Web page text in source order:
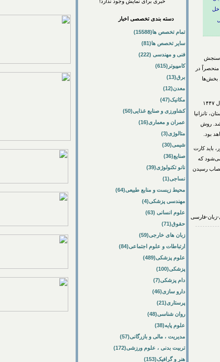
در
برابر با ۲۱ نوامبر سال ۲۰۲۵ میلادی و ۳۰ جمادی‌الاول سال ۱۴۴۷
روش
کارت
که
رسیدن
دسته بندی تخصصی اخبار
تمام تخصص ها(15588)
سایر تخصص ها(81)
فنی و مهندسی (222)
کامپیوتر(615)
برق(13)
معدن(12)
مکانیک(47)
کشاورزی و صنایع غذایی(50)
عمران و معماری(16)
متالوژی(3)
شیمی(30)
صنایع(36)
نانو تکنولوژی(39)
نساجی(1)
محیط زیست و منابع طبیعی(64)
مهندسی پزشکی(4)
علوم انسانی (63)
حقوق(71)
زبان های خارجی(59)
ارتباطات و علوم اجتماعی(84)
علوم پزشکی(489)
پزشکی(100)
دام پزشکی(7)
دارو سازی(46)
پرستاری(21)
روان شناسی(48)
علوم پایه(38)
مدیریت ، مالی و بازرگانی(57)
تربیت بدنی ، علوم ورزشی(172)
هنر و گرافیک(153)